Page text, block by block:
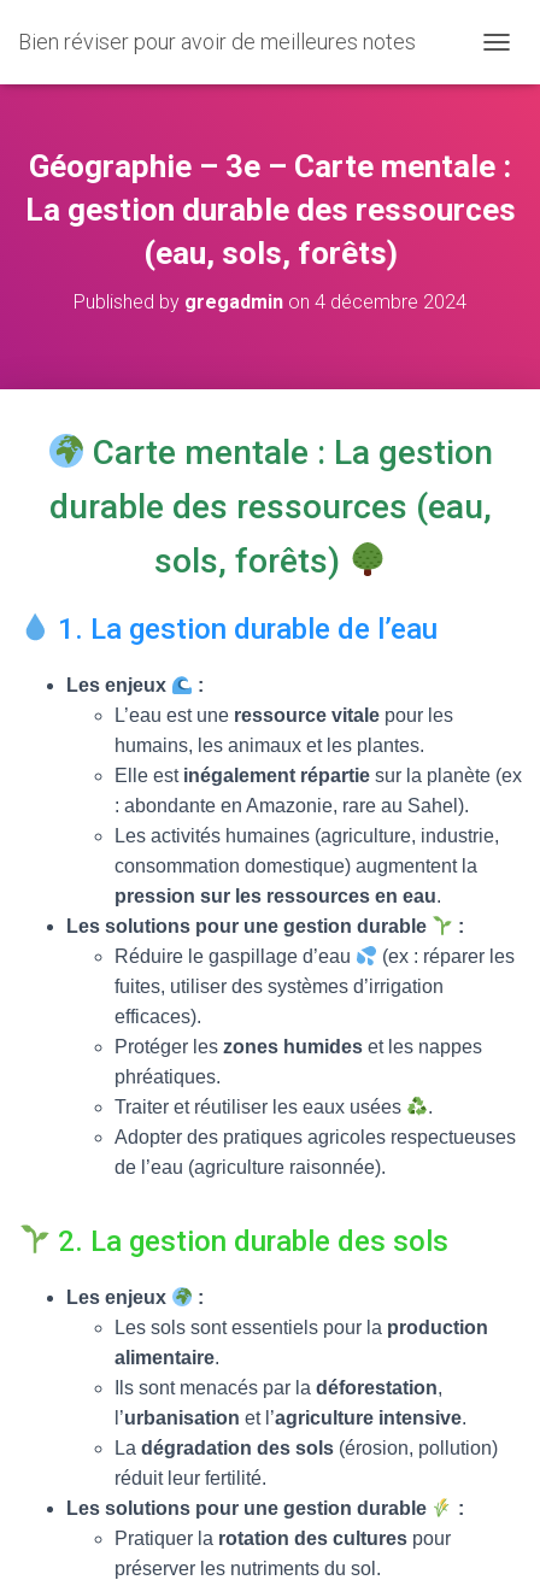
Bien réviser pour avoir de meilleures notes
U
F
Géographie – 3e – Carte mentale :
La gestion durable des ressources
(eau, sols, forêts)
Published by gregadmin on 4 décembre 2024
Carte mentale : La gestion
durable des ressources (eau,
sols, forêts)
1. La gestion durable de l’eau
Les enjeux
:
L’eau est une ressource vitale pour les
humains, les animaux et les plantes.
Elle est inégalement répartie sur la planète (ex
: abondante en Amazonie, rare au Sahel).
Les activités humaines (agriculture, industrie,
consommation domestique) augmentent la
pression sur les ressources en eau.
Les solutions pour une gestion durable
:
Réduire le gaspillage d’eau
(ex : réparer les
fuites, utiliser des systèmes d’irrigation
efficaces).
Protéger les zones humides et les nappes
phréatiques.
Traiter et réutiliser les eaux usées
.
Adopter des pratiques agricoles respectueuses
de l’eau (agriculture raisonnée).
2. La gestion durable des sols
Les enjeux
:
Les sols sont essentiels pour la production
alimentaire.
Ils sont menacés par la déforestation,
l’urbanisation et l’agriculture intensive.
La dégradation des sols (érosion, pollution)
réduit leur fertilité.
Les solutions pour une gestion durable
:
Pratiquer la rotation des cultures pour
préserver les nutriments du sol.